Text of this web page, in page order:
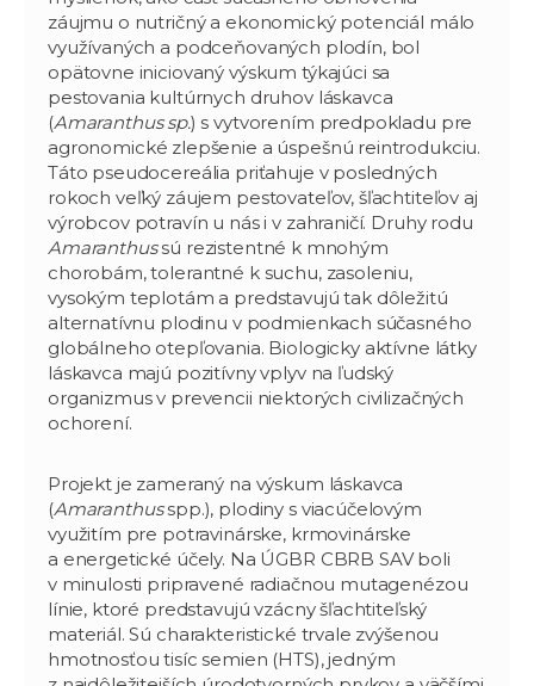
záujmu o nutričný a ekonomický potenciál málo
využívaných a podceňovaných plodín, bol
opätovne iniciovaný výskum týkajúci sa
pestovania kultúrnych druhov láskavca
(Amaranthus sp.) s vytvorením predpokladu pre
agronomické zlepšenie a úspešnú reintrodukciu.
Táto pseudocereália priťahuje v posledných
rokoch veľký záujem pestovateľov, šľachtiteľov aj
výrobcov potravín u nás i v zahraničí. Druhy rodu
Amaranthussú rezistentné k mnohým
chorobám, tolerantné k suchu, zasoleniu,
vysokým teplotám a predstavujú tak dôležitú
alternatívnu plodinu v podmienkach súčasného
globálneho otepľovania. Biologicky aktívne látky
láskavca majú pozitívny vplyv na ľudský
organizmus v prevencii niektorých civilizačných
ochorení.
Projekt je zameraný na výskum láskavca
(Amaranthusspp.), plodiny s viacúčelovým
využitím pre potravinárske, krmovinárske
a energetické účely. Na ÚGBR CBRB SAV boli
v minulosti pripravené radiačnou mutagenézou
línie, ktoré predstavujú vzácny šľachtiteľský
materiál. Sú charakteristické trvale zvýšenou
hmotnosťou tisíc semien (HTS), jedným